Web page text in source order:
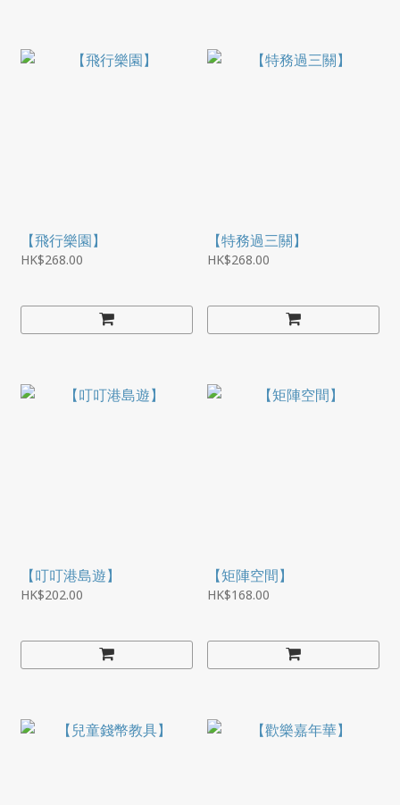
【飛行樂園】
HK$268.00
【特務過三關】
HK$268.00
【叮叮港島遊】
HK$202.00
【矩陣空間】
HK$168.00